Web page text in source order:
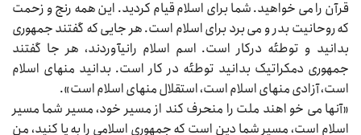
قرآن را می‌‌‌ خواهید. شما برای اسلام قیام کردید. این همه رنج و زحمت
که روحانیت بدر و می‌‌‌ برد برای اسلام است. هر جایی که گفتند جمهوری
بدانید و توطئه درکار است. اسم اسلام رانیآوردند، هر جا گفتند
جمهوری دمکراتیک بدانید توطئه در کار است. بدانید منهای اسلام
است، آزادی منهای اسلام است، استقلال منهای اسلام است».
«آنها می‌‌‌ خو اهند ملت را منحرف کند از مسیر خود، مسیر شما مسیر
اسلام است، مسیر شما دین است که جمهوری اسلامی را به پا کنید، من